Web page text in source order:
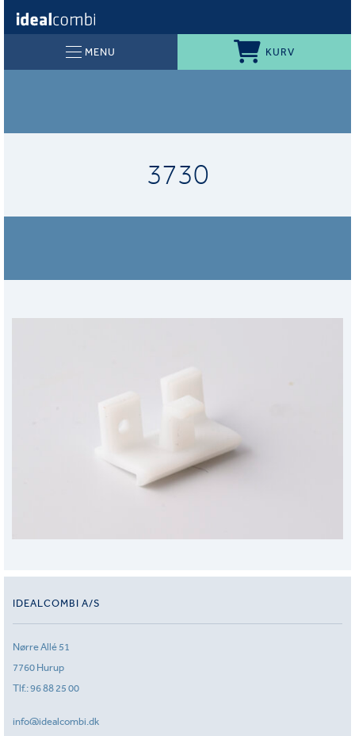
MENU KURV
3730
IDEALCOMBI A/S
Nørre Allé 51
7760 Hurup
Tlf.:96 88 25 00
info@idealcombi.dk